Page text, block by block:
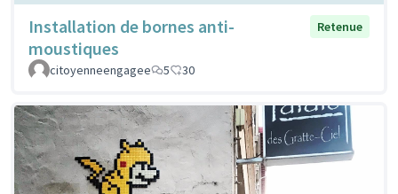
Installation de bornes anti-
moustiques
Retenue
citoyenneengagee 5 30